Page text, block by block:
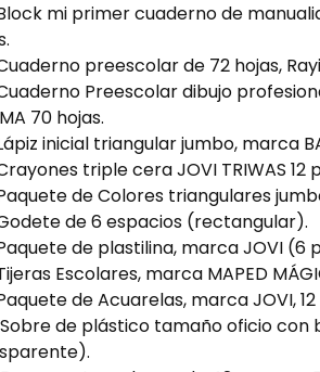
mi primer cuaderno de
preescolar de 72 hojas,
Preescolar dibujo
70 hojas.
inicial triangular jumbo, marca
triple cera JOVI TRIWAS 12
de Colores triangulares
de 6 espacios (rectangular).
de plastilina, marca JOVI
Escolares, marca MAPED
de Acuarelas, marca JOVI, 12
de plástico tamaño oficio con